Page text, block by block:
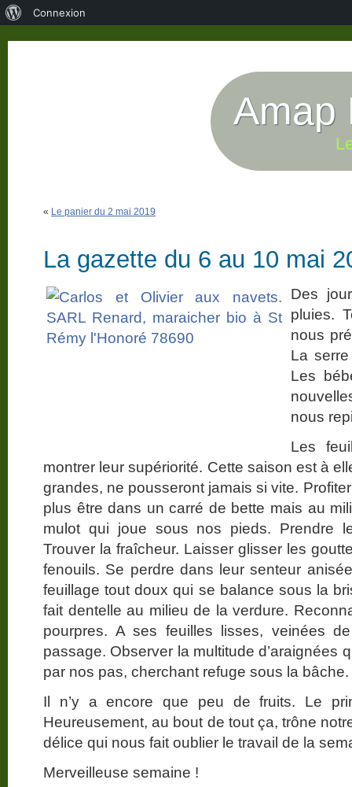
Amap
« Le panier du 2 mai 2019
La gazette du 6 au 10 mai
Des
pluies.
nous
La
Les
nous
Les
montrer leur supériorité. Cette saison est à
grandes, ne pousseront jamais si vite.
plus être dans un carré de bette mais au
mulot qui joue sous nos pieds. Prendre
Trouver la fraîcheur. Laisser glisser les
fenouils. Se perdre dans leur senteur
feuillage tout doux qui se balance sous la
fait dentelle au milieu de la verdure.
pourpres. A ses feuilles lisses, veinées
passage. Observer la multitude d’araignées
par nos pas, cherchant refuge sous la bâche.
Il n’y a encore que peu de fruits. Le
Heureusement, au bout de tout ça, trône
délice qui nous fait oublier le travail de la
Merveilleuse semaine !
Connexion